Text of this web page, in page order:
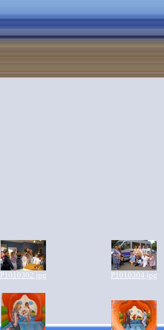
P1010302.jpg P1010304.jpg